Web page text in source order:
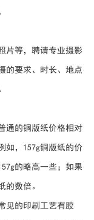
片等，聘请专业摄影
的要求、时长、地点
通的铜版纸价格相对
如，157g铜版纸的价
的略高一些；如果
的数倍。
见的印刷工艺有胶